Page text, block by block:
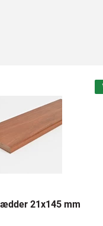
21x145 mm